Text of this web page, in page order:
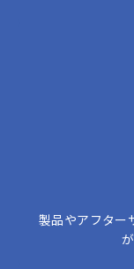
製品やアフター